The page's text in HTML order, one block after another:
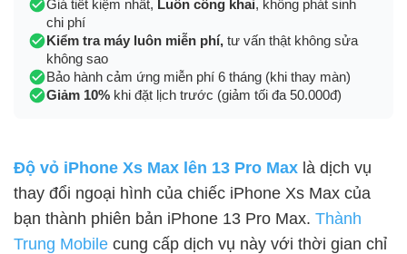
Giá tiết kiệm nhất, Luôn công khai, không phát sinh
chi phí
Kiểm tra máy luôn miễn phí, tư vấn thật không sửa
không sao
Bảo hành cảm ứng miễn phí 6 tháng (khi thay màn)
Giảm 10% khi đặt lịch trước (giảm tối đa 50.000đ)
Độ vỏ iPhone Xs Max lên 13 Pro Max là dịch vụ
thay đổi ngoại hình của chiếc iPhone Xs Max của
bạn thành phiên bản iPhone 13 Pro Max. Thành
Trung Mobile cung cấp dịch vụ này với thời gian chỉ